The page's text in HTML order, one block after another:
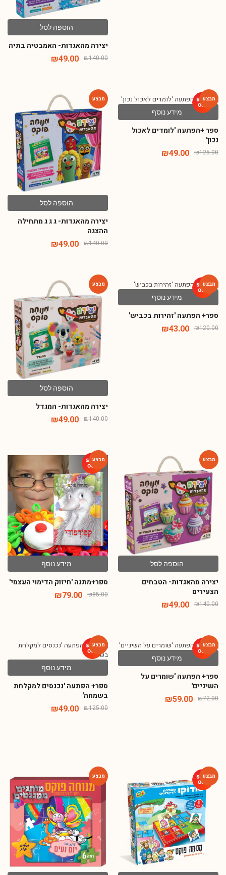
הוספה לסל
יצירה מהאגדות- האמבטיה בתיה
₪140.00
₪49.00
מידע נוסף
ספר +הפתעה 'לומדים לאכול
נכון'
₪125.00
₪49.00
הוספה לסל
יצירה מהאגדות- ג ג ג מתחילה
ההצגה
₪140.00
₪49.00
מידע נוסף
ספר+ הפתעה 'זהירות בכביש'
₪120.00
₪43.00
הוספה לסל
יצירה מהאגדות- המגדל
₪140.00
₪49.00
הוספה לסל
יצירה מהאגדות- הטבחים
הצעירים
₪140.00
₪49.00
-7%
מידע נוסף
ספר+מתנה 'חיזוק הדימוי העצמי'
₪85.00
₪79.00
מידע נוסף
ספר+ הפתעה 'שומרים על
השיניים'
₪72.00
₪59.00
מידע נוסף
ספר+ הפתעה 'נכנסים למקלחת
בשמחה'
₪125.00
₪49.00